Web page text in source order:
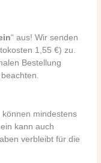
“ aus! Wir senden
1,55 €) zu.
Bestellung
mindestens
kann auch
verbleibt für die